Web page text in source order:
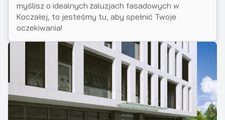
myślisz o idealnych żaluzjach fasadowych w
Koczałej, to jesteśmy tu, aby spełnić Twoje
oczekiwania!